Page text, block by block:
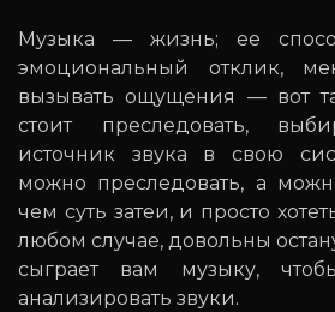
Музыка — жизнь; ее
эмоциональный отклик,
вызывать ощущения — вот
стоит преследовать,
источник звука в свою
можно преследовать, а
чем суть затеи, и просто
любом случае, довольны
сыграет вам музыку,
анализировать звуки.